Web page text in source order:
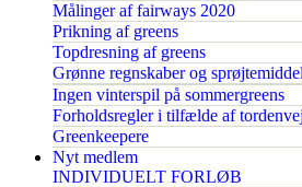
Målinger af fairways 2020
Prikning af greens
Topdresning af greens
Grønne regnskaber og
Ingen vinterspil på sommergreens
Forholdsregler i tilfælde af
Greenkeepere
Nyt medlem
INDIVIDUELT FORLØB